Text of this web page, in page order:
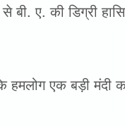
बी. ए. की डिग्री
एक बड़ी मंदी